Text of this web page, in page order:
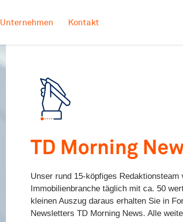
Unternehmen Kontakt
TD Morning
Unser rund 15-köpfiges Redaktionsteam
Immobilienbranche täglich mit ca. 50
kleinen Auszug daraus erhalten Sie in
Newsletters TD Morning News. Alle